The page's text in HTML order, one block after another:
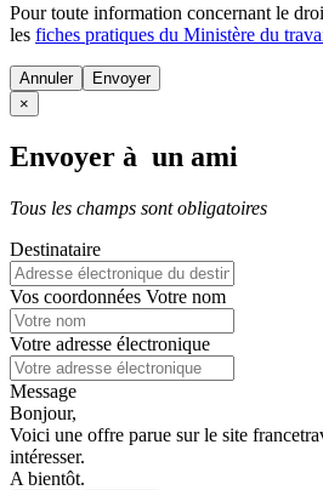
Pour toute information concernant le
les fiches pratiques du Ministère du
Annuler
×
Envoyer à un ami
Tous les champs sont obligatoires
Destinataire
Vos coordonnées Votre nom
Votre adresse électronique
Message
Bonjour,
Voici une offre parue sur le site
intéresser.
A bientôt.